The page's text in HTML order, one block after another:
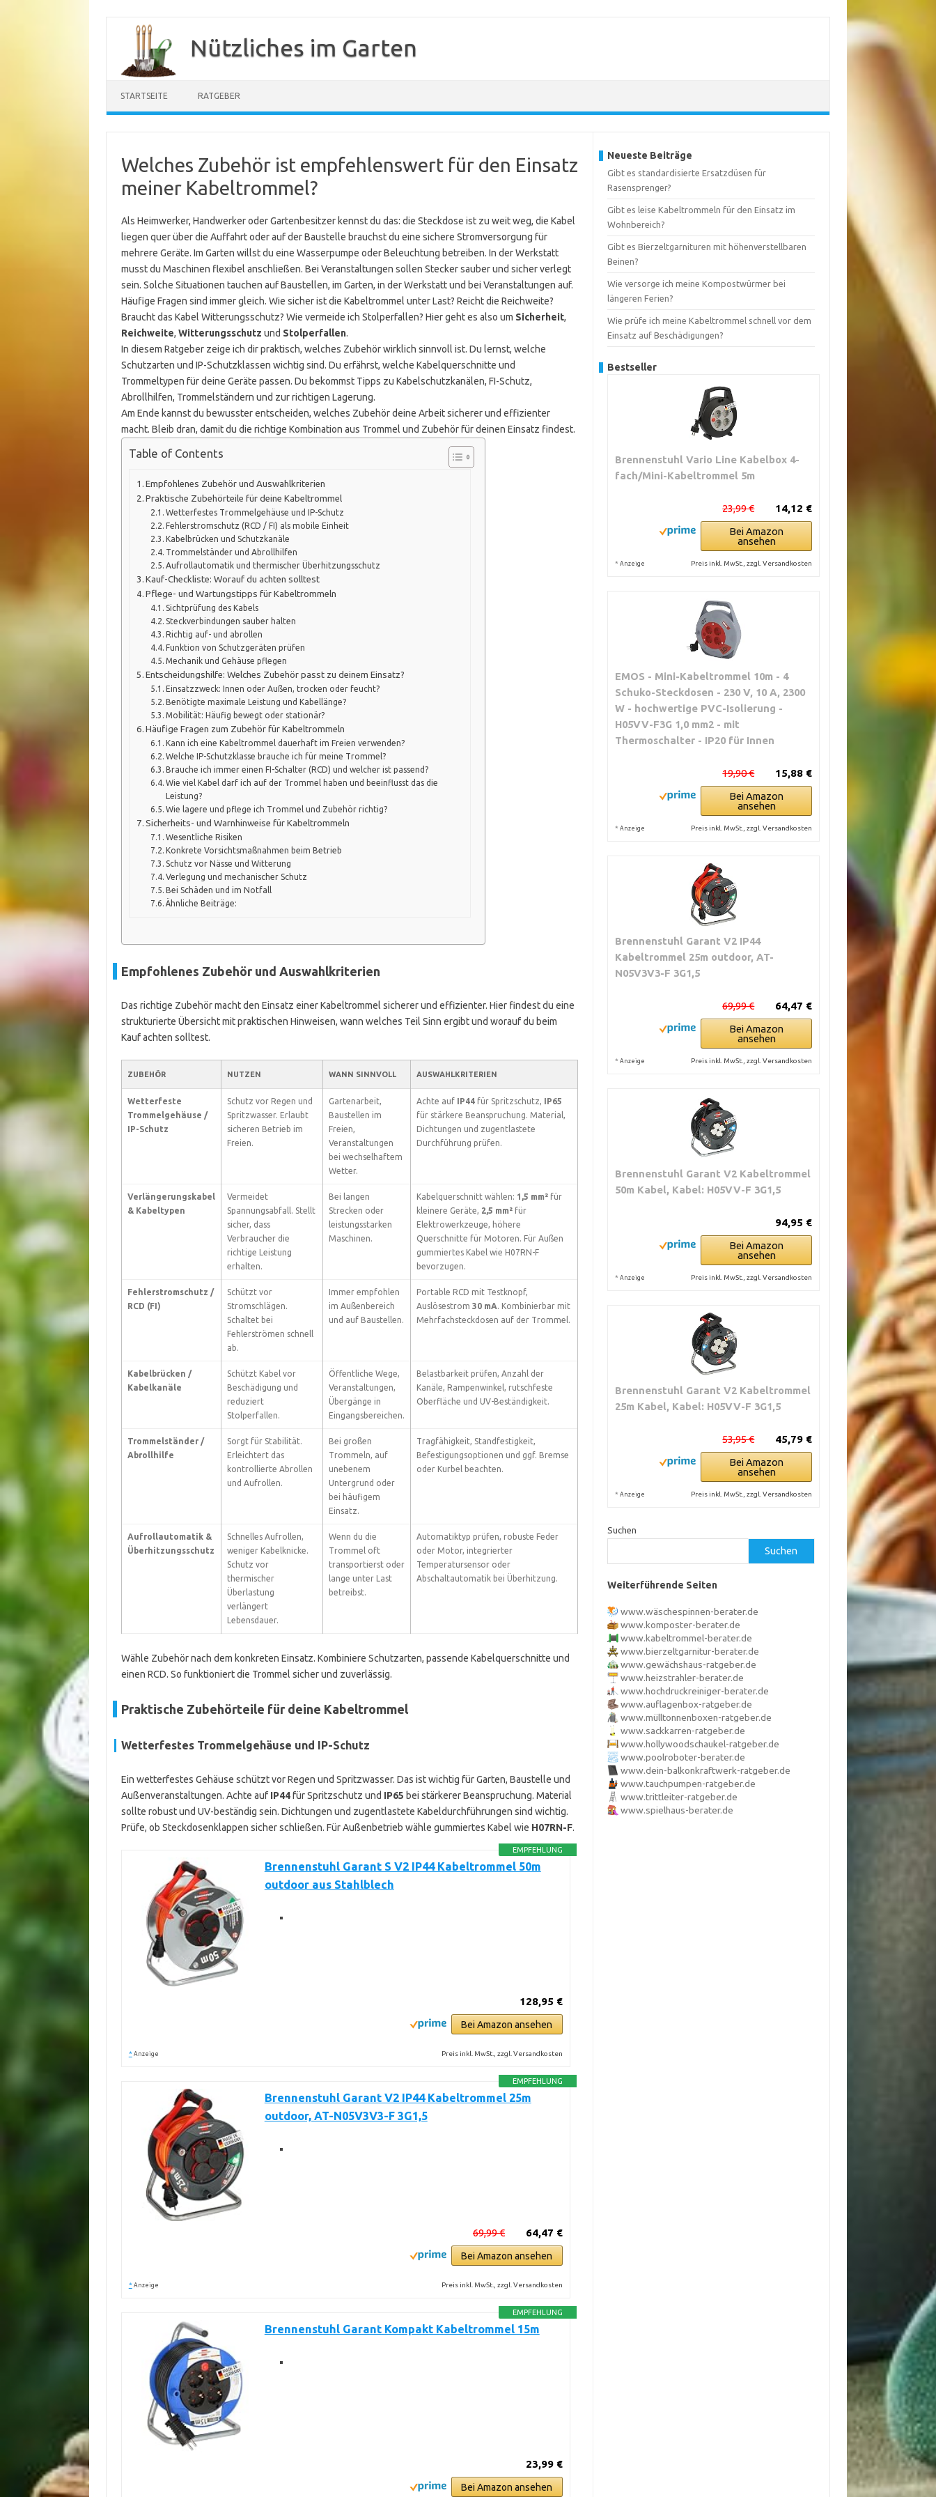
springen
Nützliches im Garten
STARTSEITE RATGEBER
Welches Zubehör ist empfehlenswert für den Einsatz
meiner Kabeltrommel?
Als Heimwerker, Handwerker oder Gartenbesitzer kennst du das: die Steckdose ist zu weit weg, die Kabel
liegen quer über die Auffahrt oder auf der Baustelle brauchst du eine sichere Stromversorgung für
mehrere Geräte. Im Garten willst du eine Wasserpumpe oder Beleuchtung betreiben. In der Werkstatt
musst du Maschinen flexibel anschließen. Bei Veranstaltungen sollen Stecker sauber und sicher verlegt
sein. Solche Situationen tauchen auf Baustellen, im Garten, in der Werkstatt und bei Veranstaltungen auf.
Häufige Fragen sind immer gleich. Wie sicher ist die Kabeltrommel unter Last? Reicht die Reichweite?
Braucht das Kabel Witterungsschutz? Wie vermeide ich Stolperfallen? Hier geht es also um Sicherheit,
Reichweite, Witterungsschutz und Stolperfallen.
In diesem Ratgeber zeige ich dir praktisch, welches Zubehör wirklich sinnvoll ist. Du lernst, welche
Schutzarten und IP-Schutzklassen wichtig sind. Du erfährst, welche Kabelquerschnitte und
Trommeltypen für deine Geräte passen. Du bekommst Tipps zu Kabelschutzkanälen, FI-Schutz,
Abrollhilfen, Trommelständern und zur richtigen Lagerung.
Am Ende kannst du bewusster entscheiden, welches Zubehör deine Arbeit sicherer und effizienter
macht. Bleib dran, damit du die richtige Kombination aus Trommel und Zubehör für deinen Einsatz findest.
Table of Contents
Empfohlenes Zubehör und Auswahlkriterien
Praktische Zubehörteile für deine Kabeltrommel
Wetterfestes Trommelgehäuse und IP-Schutz
Fehlerstromschutz (RCD / FI) als mobile Einheit
Kabelbrücken und Schutzkanäle
Trommelständer und Abrollhilfen
Aufrollautomatik und thermischer Überhitzungsschutz
Kauf-Checkliste: Worauf du achten solltest
Pflege- und Wartungstipps für Kabeltrommeln
Sichtprüfung des Kabels
Steckverbindungen sauber halten
Richtig auf- und abrollen
Funktion von Schutzgeräten prüfen
Mechanik und Gehäuse pflegen
Entscheidungshilfe: Welches Zubehör passt zu deinem Einsatz?
Einsatzzweck: Innen oder Außen, trocken oder feucht?
Benötigte maximale Leistung und Kabellänge?
Mobilität: Häufig bewegt oder stationär?
Häufige Fragen zum Zubehör für Kabeltrommeln
Kann ich eine Kabeltrommel dauerhaft im Freien verwenden?
Welche IP-Schutzklasse brauche ich für meine Trommel?
Brauche ich immer einen FI-Schalter (RCD) und welcher ist passend?
Wie viel Kabel darf ich auf der Trommel haben und beeinflusst das die
Leistung?
Wie lagere und pflege ich Trommel und Zubehör richtig?
Sicherheits- und Warnhinweise für Kabeltrommeln
Wesentliche Risiken
Konkrete Vorsichtsmaßnahmen beim Betrieb
Schutz vor Nässe und Witterung
Verlegung und mechanischer Schutz
Bei Schäden und im Notfall
Ähnliche Beiträge:
Empfohlenes Zubehör und Auswahlkriterien
Das richtige Zubehör macht den Einsatz einer Kabeltrommel sicherer und effizienter. Hier findest du eine
strukturierte Übersicht mit praktischen Hinweisen, wann welches Teil Sinn ergibt und worauf du beim
Kauf achten solltest.
ZUBEHÖR NUTZEN WANN SINNVOLL AUSWAHLKRITERIEN
Wetterfeste
Trommelgehäuse /
IP-Schutz
Schutz vor Regen und
Spritzwasser. Erlaubt
sicheren Betrieb im
Freien.
Gartenarbeit,
Baustellen im
Freien,
Veranstaltungen
bei wechselhaftem
Wetter.
Achte auf IP44für Spritzschutz, IP65
für stärkere Beanspruchung. Material,
Dichtungen und zugentlastete
Durchführung prüfen.
Verlängerungskabel
& Kabeltypen
Vermeidet
Spannungsabfall. Stellt
sicher, dass
Verbraucher die
richtige Leistung
erhalten.
Bei langen
Strecken oder
leistungsstarken
Maschinen.
Kabelquerschnitt wählen: 1,5 mm²für
kleinere Geräte, 2,5 mm²für
Elektrowerkzeuge, höhere
Querschnitte für Motoren. Für Außen
gummiertes Kabel wie H07RN-F
bevorzugen.
Fehlerstromschutz /
RCD (FI)
Schützt vor
Stromschlägen.
Schaltet bei
Fehlerströmen schnell
ab.
Immer empfohlen
im Außenbereich
und auf Baustellen.
Portable RCD mit Testknopf,
Auslösestrom 30 mA. Kombinierbar mit
Mehrfachsteckdosen auf der Trommel.
Kabelbrücken /
Kabelkanäle
Schützt Kabel vor
Beschädigung und
reduziert
Stolperfallen.
Öffentliche Wege,
Veranstaltungen,
Übergänge in
Eingangsbereichen.
Belastbarkeit prüfen, Anzahl der
Kanäle, Rampenwinkel, rutschfeste
Oberfläche und UV-Beständigkeit.
Trommelständer /
Abrollhilfe
Sorgt für Stabilität.
Erleichtert das
kontrollierte Abrollen
und Aufrollen.
Bei großen
Trommeln, auf
unebenem
Untergrund oder
bei häufigem
Einsatz.
Tragfähigkeit, Standfestigkeit,
Befestigungsoptionen und ggf. Bremse
oder Kurbel beachten.
Aufrollautomatik &
Überhitzungsschutz
Schnelles Aufrollen,
weniger Kabelknicke.
Schutz vor
thermischer
Überlastung
verlängert
Lebensdauer.
Wenn du die
Trommel oft
transportierst oder
lange unter Last
betreibst.
Automatiktyp prüfen, robuste Feder
oder Motor, integrierter
Temperatursensor oder
Abschaltautomatik bei Überhitzung.
Wähle Zubehör nach dem konkreten Einsatz. Kombiniere Schutzarten, passende Kabelquerschnitte und
einen RCD. So funktioniert die Trommel sicher und zuverlässig.
Praktische Zubehörteile für deine Kabeltrommel
Wetterfestes Trommelgehäuse und IP-Schutz
Ein wetterfestes Gehäuse schützt vor Regen und Spritzwasser. Das ist wichtig für Garten, Baustelle und
Außenveranstaltungen. Achte auf IP44für Spritzschutz und IP65 bei stärkerer Beanspruchung. Material
sollte robust und UV-beständig sein. Dichtungen und zugentlastete Kabeldurchführungen sind wichtig.
Prüfe, ob Steckdosenklappen sicher schließen. Für Außenbetrieb wähle gummiertes Kabel wie H07RN-F.
EMPFEHLUNG
Brennenstuhl Garant S V2 IP44 Kabeltrommel 50m
outdoor aus Stahlblech
128,95 €
Bei Amazon ansehen
* Anzeige Preis inkl. MwSt., zzgl. Versandkosten
EMPFEHLUNG
Brennenstuhl Garant V2 IP44 Kabeltrommel 25m
outdoor, AT-N05V3V3-F 3G1,5
64,47 €
69,99 €
Bei Amazon ansehen
* Anzeige Preis inkl. MwSt., zzgl. Versandkosten
EMPFEHLUNG
Brennenstuhl Garant Kompakt Kabeltrommel 15m
23,99 €
Bei Amazon ansehen
Neueste Beiträge
Gibt es standardisierte Ersatzdüsen für
Rasensprenger?
Gibt es leise Kabeltrommeln für den Einsatz im
Wohnbereich?
Gibt es Bierzeltgarnituren mit höhenverstellbaren
Beinen?
Wie versorge ich meine Kompostwürmer bei
längeren Ferien?
Wie prüfe ich meine Kabeltrommel schnell vor dem
Einsatz auf Beschädigungen?
Bestseller
Brennenstuhl Vario Line Kabelbox 4-
fach/Mini-Kabeltrommel 5m
14,12 €
23,99 €
Bei Amazon
ansehen
* Anzeige Preis inkl. MwSt., zzgl. Versandkosten
EMOS - Mini-Kabeltrommel 10m - 4
Schuko-Steckdosen - 230 V, 10 A, 2300
W - hochwertige PVC-Isolierung -
H05VV-F3G 1,0 mm2 - mit
Thermoschalter - IP20 für Innen
15,88 €
19,90 €
Bei Amazon
ansehen
* Anzeige Preis inkl. MwSt., zzgl. Versandkosten
Brennenstuhl Garant V2 IP44
Kabeltrommel 25m outdoor, AT-
N05V3V3-F 3G1,5
64,47 €
69,99 €
Bei Amazon
ansehen
* Anzeige Preis inkl. MwSt., zzgl. Versandkosten
Brennenstuhl Garant V2 Kabeltrommel
50m Kabel, Kabel: H05VV-F 3G1,5
94,95 €
Bei Amazon
ansehen
* Anzeige Preis inkl. MwSt., zzgl. Versandkosten
Brennenstuhl Garant V2 Kabeltrommel
25m Kabel, Kabel: H05VV-F 3G1,5
45,79 €
53,95 €
Bei Amazon
ansehen
* Anzeige Preis inkl. MwSt., zzgl. Versandkosten
Suchen
Suchen
Weiterführende Seiten
www.wäschespinnen-berater.de
www.komposter-berater.de
www.kabeltrommel-berater.de
www.bierzeltgarnitur-berater.de
www.gewächshaus-ratgeber.de
www.heizstrahler-berater.de
www.hochdruckreiniger-berater.de
www.auflagenbox-ratgeber.de
www.mülltonnenboxen-ratgeber.de
www.sackkarren-ratgeber.de
www.hollywoodschaukel-ratgeber.de
www.poolroboter-berater.de
www.dein-balkonkraftwerk-ratgeber.de
www.tauchpumpen-ratgeber.de
www.trittleiter-ratgeber.de
www.spielhaus-berater.de